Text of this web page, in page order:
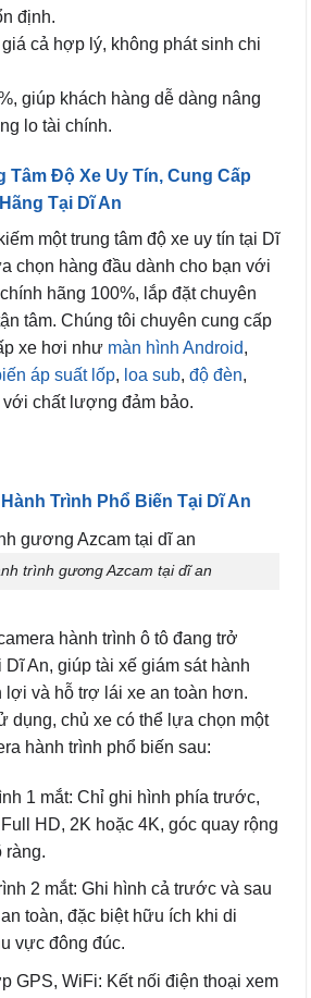
định.
cả hợp lý, không phát sinh chi
giúp khách hàng dễ dàng nâng
lo tài chính.
Tâm Độ Xe Uy Tín, Cung Cấp
Tại Dĩ An
một trung tâm độ xe uy tín tại Dĩ
chọn hàng đầu dành cho bạn với
hãng 100%, lắp đặt chuyên
tâm. Chúng tôi chuyên cung cấp
xe hơi như màn hình Android,
áp suất lốp, loa sub, độ đèn,
chất lượng đảm bảo.
Trình Phổ Biến Tại Dĩ An
trình gương Azcam tại dĩ an
hành trình ô tô đang trở
An, giúp tài xế giám sát hành
lợi và hỗ trợ lái xe an toàn hơn.
dụng, chủ xe có thể lựa chọn một
hành trình phổ biến sau:
1 mắt: Chỉ ghi hình phía trước,
HD, 2K hoặc 4K, góc quay rộng
ràng.
2 mắt: Ghi hình cả trước và sau
toàn, đặc biệt hữu ích khi di
vực đông đúc.
GPS, WiFi: Kết nối điện thoại xem